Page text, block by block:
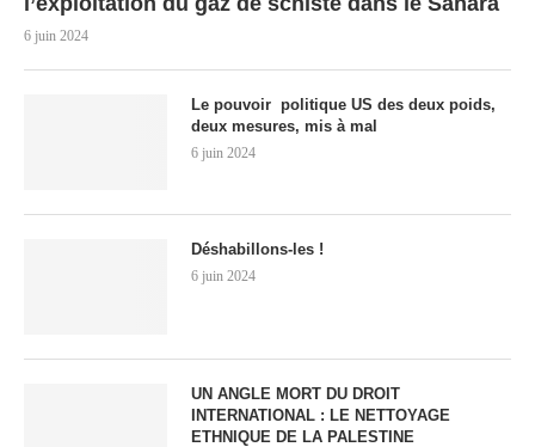
6 juin 2024
Le pouvoir politique US des deux poids,
deux mesures, mis à mal
6 juin 2024
Déshabillons-les !
6 juin 2024
UN ANGLE MORT DU DROIT
INTERNATIONAL : LE NETTOYAGE
ETHNIQUE DE LA PALESTINE